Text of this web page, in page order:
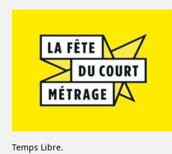
Temps Libre.